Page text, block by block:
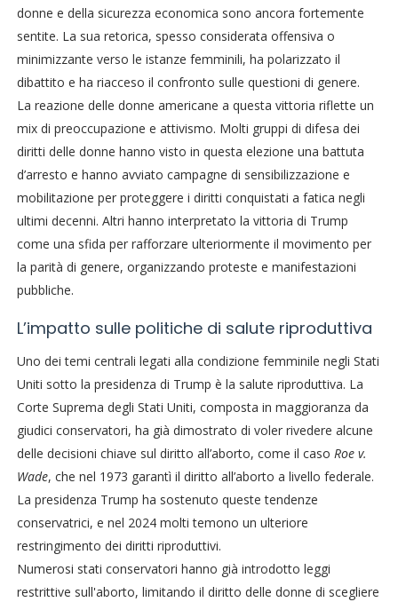
donne e della sicurezza economica sono ancora fortemente
sentite. La sua retorica, spesso considerata offensiva o
minimizzante verso le istanze femminili, ha polarizzato il
dibattito e ha riacceso il confronto sulle questioni di genere.
La reazione delle donne americane a questa vittoria riflette un
mix di preoccupazione e attivismo. Molti gruppi di difesa dei
diritti delle donne hanno visto in questa elezione una battuta
d’arresto e hanno avviato campagne di sensibilizzazione e
mobilitazione per proteggere i diritti conquistati a fatica negli
ultimi decenni. Altri hanno interpretato la vittoria di Trump
come una sfida per rafforzare ulteriormente il movimento per
la parità di genere, organizzando proteste e manifestazioni
pubbliche.
L’impatto sulle politiche di salute riproduttiva
Uno dei temi centrali legati alla condizione femminile negli Stati
Uniti sotto la presidenza di Trump è la salute riproduttiva. La
Corte Suprema degli Stati Uniti, composta in maggioranza da
giudici conservatori, ha già dimostrato di voler rivedere alcune
delle decisioni chiave sul diritto all’aborto, come il caso Roe v.
Wade, che nel 1973 garantì il diritto all’aborto a livello federale.
La presidenza Trump ha sostenuto queste tendenze
conservatrici, e nel 2024 molti temono un ulteriore
restringimento dei diritti riproduttivi.
Numerosi stati conservatori hanno già introdotto leggi
restrittive sull'aborto, limitando il diritto delle donne di scegliere